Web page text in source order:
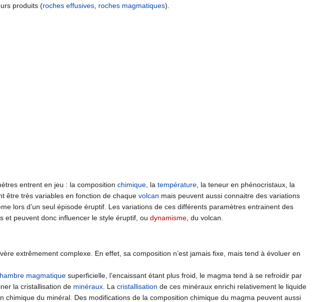
produits (roches effusives roches magmatiques).
entrent en jeu : la composition chimique, la température, la teneur en phénocristaux, la
être très variables en fonction de chaque volcan mais peuvent aussi connaitre des variations
lors d’un seul épisode éruptif. Les variations de ces différents paramètres entrainent des
et peuvent donc influencer le style éruptif, ou dynamisme, du volcan.
extrêmement complexe. En effet, sa composition n’est jamais fixe, mais tend à évoluer en
magmatique superficielle, l’encaissant étant plus froid, le magma tend à se refroidir par
la cristallisation de minéraux . La cristallisation de ces minéraux enrichi relativement le liquide
du minéral. Des modifications de la composition chimique du magma peuvent aussi